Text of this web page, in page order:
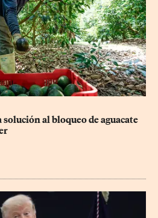
al bloqueo de aguacate